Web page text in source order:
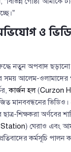
অভিযোগ ও
নতুন অপবাদ ছড়ানো
সময় আলেম-ওলামাদের
কার্জন হল(Curzon
মানববন্ধনের
শিক্ষকরা অর্ণবের
) ঘেরাও এবং
কর্মসূচি পালন